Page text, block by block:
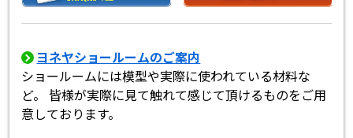
ヨネヤショールームのご案内
ショールームには模型や実際に使われている材料な
ど。 皆様が実際に見て触れて感じて頂けるものをご用
意しております。